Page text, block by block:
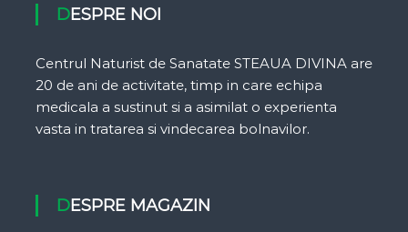
DESPRE NOI
Centrul Naturist de Sanatate STEAUA DIVINA are
20 de ani de activitate, timp in care echipa
medicala a sustinut si a asimilat o experienta
vasta in tratarea si vindecarea bolnavilor.
DESPRE MAGAZIN